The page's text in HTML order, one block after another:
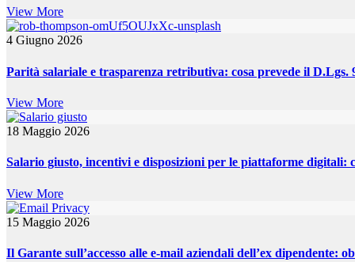
View More
4 Giugno 2026
Parità salariale e trasparenza retributiva: cosa prevede il D.Lgs.
View More
18 Maggio 2026
Salario giusto, incentivi e disposizioni per le piattaforme digitali:
View More
15 Maggio 2026
Il Garante sull’accesso alle e-mail aziendali dell’ex dipendente: